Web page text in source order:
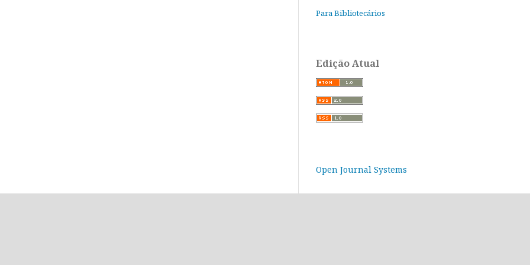
Para Bibliotecários
Edição Atual
Open Journal Systems